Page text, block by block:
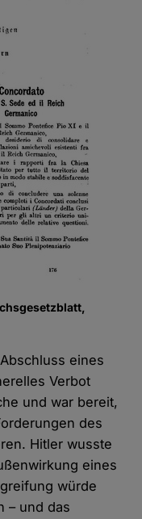
eines
Verbot
und war bereit,
des
Hitler wusste
eines
würde
– und das